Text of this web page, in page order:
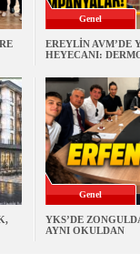
Genel
EREYLİN AVM’DE
HEYECANI:
Genel
YKS’DE
AYNI OKULDAN